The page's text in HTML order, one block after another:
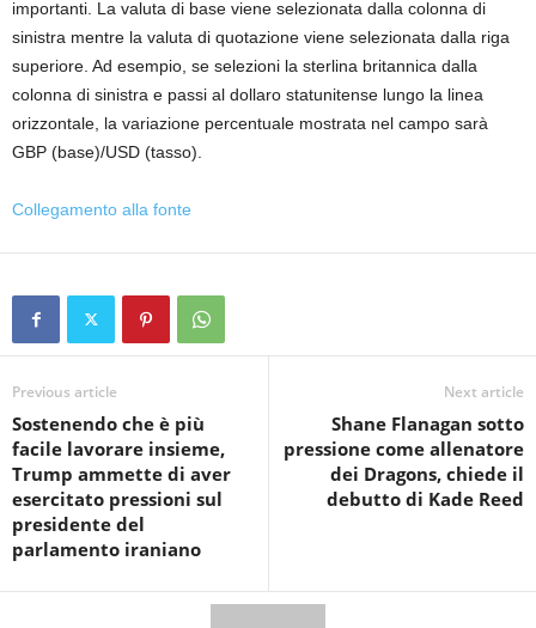
importanti. La valuta di base viene selezionata dalla colonna di
sinistra mentre la valuta di quotazione viene selezionata dalla riga
superiore. Ad esempio, se selezioni la sterlina britannica dalla
colonna di sinistra e passi al dollaro statunitense lungo la linea
orizzontale, la variazione percentuale mostrata nel campo sarà
GBP (base)/USD (tasso).
Collegamento alla fonte
Previous article
Sostenendo che è più
facile lavorare insieme,
Trump ammette di aver
esercitato pressioni sul
presidente del
parlamento iraniano
Next article
Shane Flanagan sotto
pressione come allenatore
dei Dragons, chiede il
debutto di Kade Reed